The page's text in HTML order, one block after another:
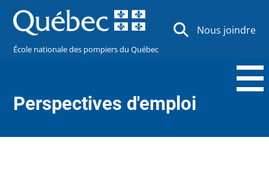
École nationale des pompiers du Québec
Nous joindre
Perspectives d'emploi